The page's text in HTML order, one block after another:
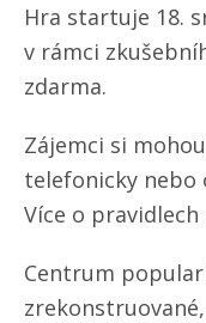
Hra startuje 18.
v rámci
zdarma.
Zájemci si
telefonicky nebo
Více o pravidlech
Centrum